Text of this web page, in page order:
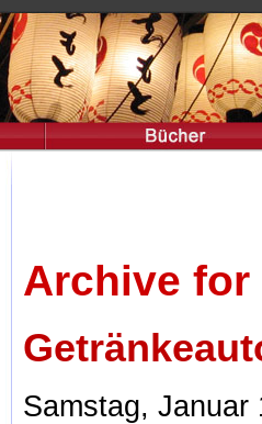
Archive for
Samstag, Januar